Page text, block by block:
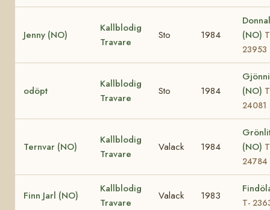
Jenny (NO)
Kallblodig
Travare
Sto 1984
(NO)
23953
odöpt
Kallblodig
Travare
Sto 1984
(NO)
24081
Ternvar (NO)
Kallblodig
Travare
Valack 1984
(NO)
24784
Finn Jarl (NO)
Kallblodig
Travare
Valack 1983
T-